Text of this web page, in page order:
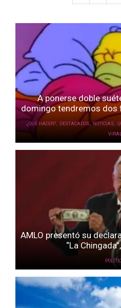
A ponerse doble
domingo tendremos dos
¿QUÉ HACER?, DESTACADOS, NOTICIAS,
VIRAL
AMLO presentó su
“La